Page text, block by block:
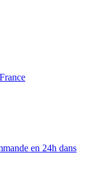
en 24h dans